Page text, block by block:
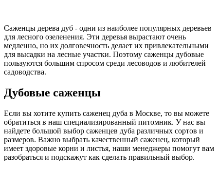
Саженцы дерева дуб - одни из наиболее популярных деревьев
для лесного озеленения. Эти деревья вырастают очень
медленно, но их долговечность делает их привлекательными
для высадки на лесные участки. Поэтому саженцы дубовые
пользуются большим спросом среди лесоводов и любителей
садоводства.
Дубовые саженцы
Если вы хотите купить саженец дуба в Москве, то вы можете
обратиться в наш специализированный питомник. У нас вы
найдете большой выбор саженцев дуба различных сортов и
размеров. Важно выбрать качественный саженец, который
имеет здоровые корни и листья, наши менеджеры помогут вам
разобраться и подскажут как сделать правильный выбор.